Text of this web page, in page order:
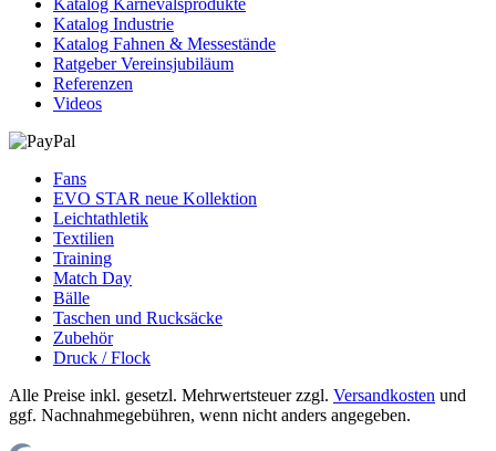
Katalog Karnevalsprodukte
Katalog Industrie
Katalog Fahnen & Messestände
Ratgeber Vereinsjubiläum
Referenzen
Videos
Fans
EVO STAR neue Kollektion
Leichtathletik
Textilien
Training
Match Day
Bälle
Taschen und Rucksäcke
Zubehör
Druck / Flock
Alle Preise inkl. gesetzl. Mehrwertsteuer zzgl. Versandkosten und
ggf. Nachnahmegebühren, wenn nicht anders angegeben.